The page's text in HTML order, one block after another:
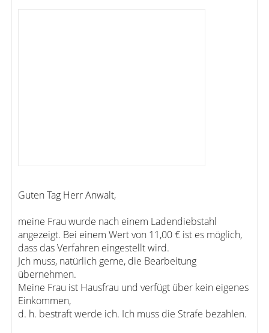
Guten Tag Herr Anwalt,
meine Frau wurde nach einem Ladendiebstahl
angezeigt. Bei einem Wert von 11,00 € ist es möglich,
dass das Verfahren eingestellt wird.
Jch muss, natürlich gerne, die Bearbeitung
übernehmen.
Meine Frau ist Hausfrau und verfügt über kein eigenes
Einkommen,
d. h. bestraft werde ich. Ich muss die Strafe bezahlen.